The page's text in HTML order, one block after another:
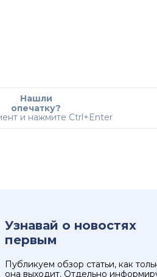
Нашли
опечатку?
и нажмите Ctrl+Enter
Узнавай о новостях
первым
Публикуем обзор статьи, как
она выходит. Отдельно